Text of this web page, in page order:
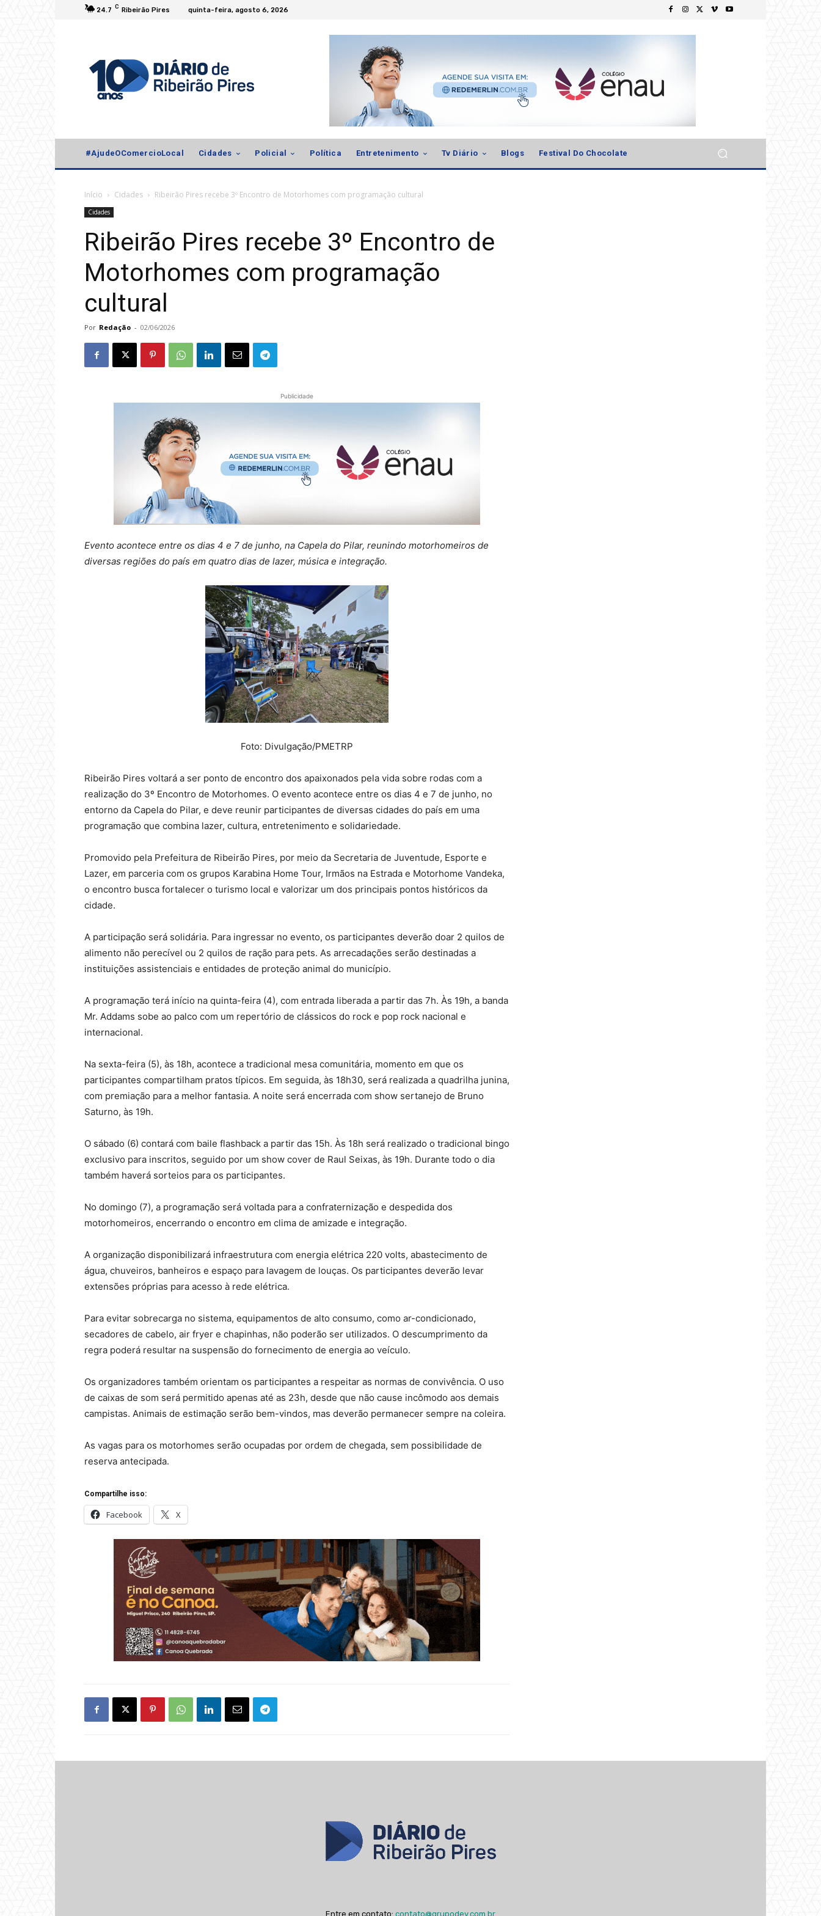
24.7 C Ribeirão Pires quinta-feira, agosto 6, 2026
#AjudeOComercioLocal Cidades Policial Política Entretenimento Tv Diário Blogs Festival Do Chocolate
Início Cidades Ribeirão Pires recebe 3º Encontro de Motorhomes com programação cultural
Cidades
Ribeirão Pires recebe 3º Encontro de
Motorhomes com programação
cultural
Por Redação - 02/06/2026
Publicidade
Evento acontece entre os dias 4 e 7 de junho, na Capela do Pilar, reunindo motorhomeiros de
diversas regiões do país em quatro dias de lazer, música e integração.
Foto: Divulgação/PMETRP
Ribeirão Pires voltará a ser ponto de encontro dos apaixonados pela vida sobre rodas com a
realização do 3º Encontro de Motorhomes. O evento acontece entre os dias 4 e 7 de junho, no
entorno da Capela do Pilar, e deve reunir participantes de diversas cidades do país em uma
programação que combina lazer, cultura, entretenimento e solidariedade.
Promovido pela Prefeitura de Ribeirão Pires, por meio da Secretaria de Juventude, Esporte e
Lazer, em parceria com os grupos Karabina Home Tour, Irmãos na Estrada e Motorhome Vandeka,
o encontro busca fortalecer o turismo local e valorizar um dos principais pontos históricos da
cidade.
A participação será solidária. Para ingressar no evento, os participantes deverão doar 2 quilos de
alimento não perecível ou 2 quilos de ração para pets. As arrecadações serão destinadas a
instituições assistenciais e entidades de proteção animal do município.
A programação terá início na quinta-feira (4), com entrada liberada a partir das 7h. Às 19h, a banda
Mr. Addams sobe ao palco com um repertório de clássicos do rock e pop rock nacional e
internacional.
Na sexta-feira (5), às 18h, acontece a tradicional mesa comunitária, momento em que os
participantes compartilham pratos típicos. Em seguida, às 18h30, será realizada a quadrilha junina,
com premiação para a melhor fantasia. A noite será encerrada com show sertanejo de Bruno
Saturno, às 19h.
O sábado (6) contará com baile flashback a partir das 15h. Às 18h será realizado o tradicional bingo
exclusivo para inscritos, seguido por um show cover de Raul Seixas, às 19h. Durante todo o dia
também haverá sorteios para os participantes.
No domingo (7), a programação será voltada para a confraternização e despedida dos
motorhomeiros, encerrando o encontro em clima de amizade e integração.
A organização disponibilizará infraestrutura com energia elétrica 220 volts, abastecimento de
água, chuveiros, banheiros e espaço para lavagem de louças. Os participantes deverão levar
extensões próprias para acesso à rede elétrica.
Para evitar sobrecarga no sistema, equipamentos de alto consumo, como ar-condicionado,
secadores de cabelo, air fryer e chapinhas, não poderão ser utilizados. O descumprimento da
regra poderá resultar na suspensão do fornecimento de energia ao veículo.
Os organizadores também orientam os participantes a respeitar as normas de convivência. O uso
de caixas de som será permitido apenas até as 23h, desde que não cause incômodo aos demais
campistas. Animais de estimação serão bem-vindos, mas deverão permanecer sempre na coleira.
As vagas para os motorhomes serão ocupadas por ordem de chegada, sem possibilidade de
reserva antecipada.
Compartilhe isso:
Facebook X
Entre em contato: contato@grupodev.com.br